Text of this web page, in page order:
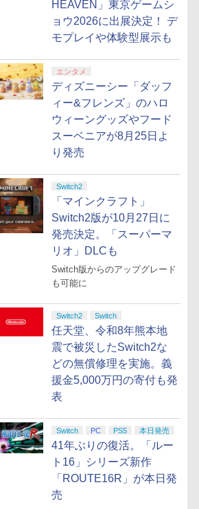
HEAVEN」東京ゲームシ
ョウ2026に出展決定！ デ
モプレイや体験型展示も
エンタメ
ディズニーシー「ダッフ
ィー&フレンズ」のハロ
ウィーングッズやフード
スーベニアが8月25日よ
り発売
Switch2
「マインクラフト」
Switch2版が10月27日に
発売決定。「スーパーマ
リオ」DLCも
Switch版からのアップグレード
も可能に
Switch2 Switch
任天堂、令和8年熊本地
震で被災したSwitch2な
どの無償修理を実施。義
援金5,000万円の寄付も発
表
Switch PC PS5 本日発売
41年ぶりの復活。「ルー
ト16」シリーズ新作
「ROUTE16R」が本日発
売